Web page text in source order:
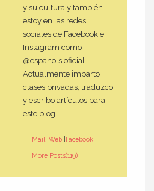
y su cultura y también
estoy en las redes
sociales de Facebook e
Instagram como
@espanolsioficial.
Actualmente imparto
clases privadas, traduzco
y escribo artículos para
este blog.
Mail Web Facebook
More Posts(119)